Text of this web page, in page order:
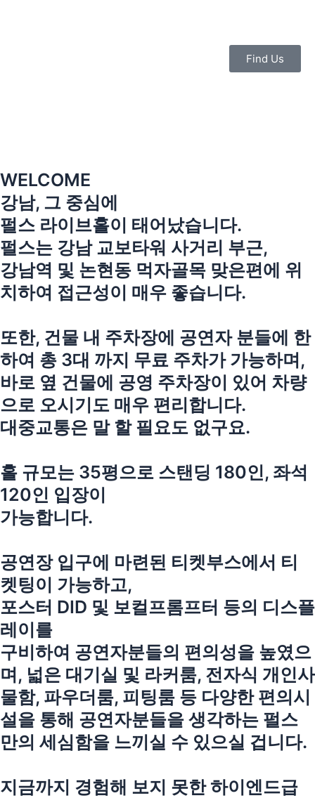
Find Us
WELCOME
강남, 그 중심에
펄스 라이브홀이 태어났습니다.
펄스는 강남 교보타워 사거리 부근,
강남역 및 논현동 먹자골목 맞은편에 위
치하여 접근성이 매우 좋습니다.
또한, 건물 내 주차장에 공연자 분들에 한
하여 총 3대 까지 무료 주차가 가능하며,
바로 옆 건물에 공영 주차장이 있어 차량
으로 오시기도 매우 편리합니다.
대중교통은 말 할 필요도 없구요.
홀 규모는 35평으로 스탠딩 180인, 좌석
120인 입장이
가능합니다.
공연장 입구에 마련된 티켓부스에서 티
켓팅이 가능하고,
포스터 DID 및 보컬프롬프터 등의 디스플
레이를
구비하여 공연자분들의 편의성을 높였으
며, 넓은 대기실 및 라커룸, 전자식 개인사
물함, 파우더룸, 피팅룸 등 다양한 편의시
설을 통해 공연자분들을 생각하는 펄스
만의 세심함을 느끼실 수 있으실 겁니다.
지금까지 경험해 보지 못한 하이엔드급